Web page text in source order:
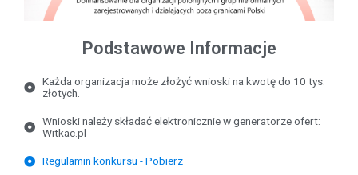
Podstawowe Informacje
Każda organizacja może złożyć wnioski na kwotę do 10 tys.
złotych.
Wnioski należy składać elektronicznie w generatorze ofert:
Witkac.pl
Regulamin konkursu - Pobierz